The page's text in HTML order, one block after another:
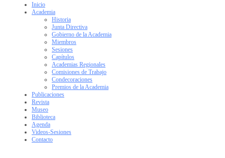
Inicio
Academia
Historia
Junta Directiva
Gobierno de la Academia
Miembros
Sesiones
Capítulos
Academias Regionales
Comisiones de Trabajo
Condecoraciones
Premios de la Academia
Publicaciones
Revista
Museo
Biblioteca
Agenda
Videos-Sesiones
Contacto